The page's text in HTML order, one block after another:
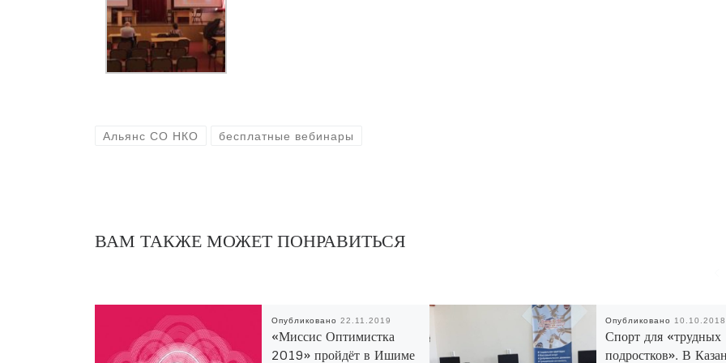
Альянс СО НКО бесплатные вебинары
ВАМ ТАКЖЕ МОЖЕТ ПОНРАВИТЬСЯ
Опубликовано 22.11.2019
«Миссис Оптимистка
2019» пройдёт в Ишиме
Опубликовано 10.10.2018
Спорт для «трудных
подростков». В